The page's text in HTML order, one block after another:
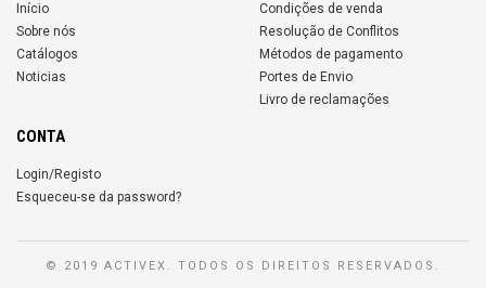
Início
Sobre nós
Catálogos
Noticias
Condições de venda
Resolução de Conflitos
Métodos de pagamento
Portes de Envio
Livro de reclamações
CONTA
Login/Registo
Esqueceu-se da password?
© 2019 ACTIVEX. TODOS OS DIREITOS RESERVADOS.